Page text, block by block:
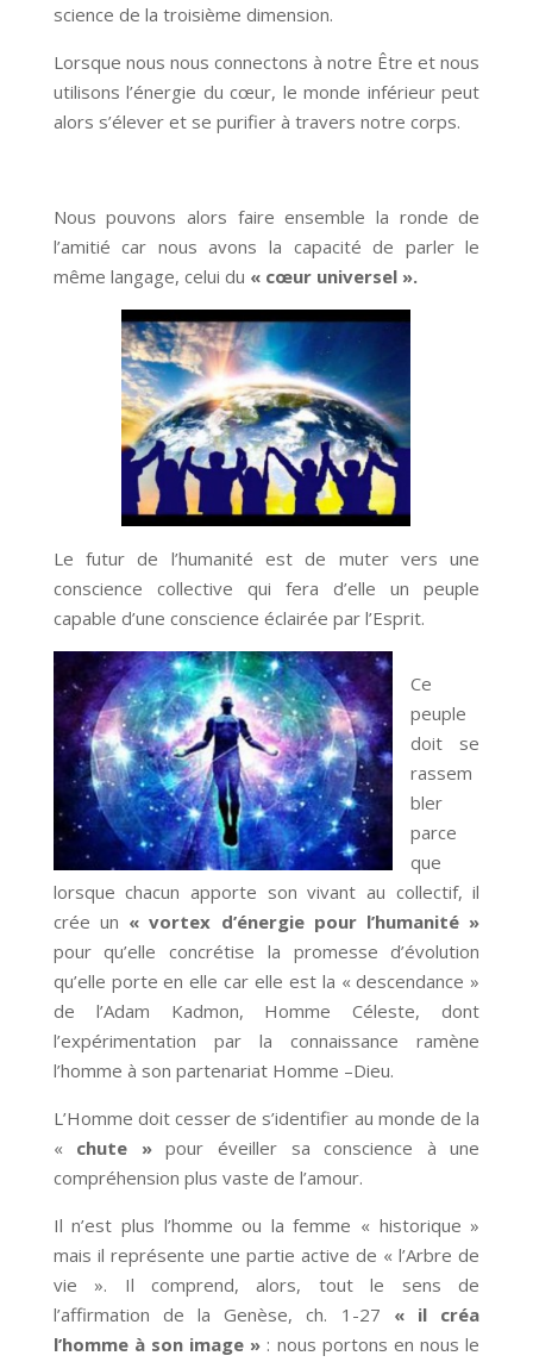
science de la troisième dimension.
Lorsque nous nous connectons à notre Être et nous
utilisons l’énergie du cœur, le monde inférieur peut
alors s’élever et se purifier à travers notre corps.
Nous pouvons alors faire ensemble la ronde de
l’amitié car nous avons la capacité de parler le
même langage, celui du « cœur universel ».
Le futur de l’humanité est de muter vers une
conscience collective qui fera d’elle un peuple
capable d’une conscience éclairée par l’Esprit.
Ce
peuple
doit se
rassem
bler
parce
que
lorsque chacun apporte son vivant au collectif, il
crée un « vortex d’énergie pour l’humanité »
pour qu’elle concrétise la promesse d’évolution
qu’elle porte en elle car elle est la « descendance »
de l’Adam Kadmon, Homme Céleste, dont
l’expérimentation par la connaissance ramène
l’homme à son partenariat Homme –Dieu.
L’Homme doit cesser de s’identifier au monde de la
« chute »pour éveiller sa conscience à une
compréhension plus vaste de l’amour.
Il n’est plus l’homme ou la femme « historique »
mais il représente une partie active de « l’Arbre de
vie ». Il comprend, alors, tout le sens de
l’affirmation de la Genèse, ch. 1-27 « il créa
l’homme à son image » : nous portons en nous le